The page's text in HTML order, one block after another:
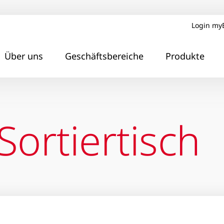
Login
Über uns Geschäftsbereiche Produkte